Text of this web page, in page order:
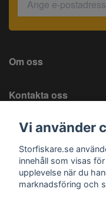
Om oss
Kontakta oss
Information
Sociala medier
Vi använder
Storfiskare.se
innehåll som visas
upplevelse när du
marknadsföring och